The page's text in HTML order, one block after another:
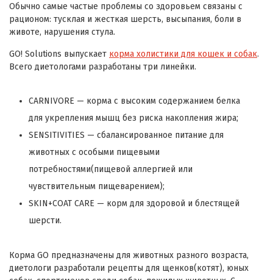
Обычно самые частые проблемы со здоровьем связаны с
рационом: тусклая и жесткая шерсть, высыпания, боли в
животе, нарушения стула.
GO! Solutions выпускает корма холистики для кошек и собак.
Всего диетологами разработаны три линейки.
CARNIVORE — корма с высоким содержанием белка
для укрепления мышц без риска накопления жира;
SENSITIVITIES — сбалансированное питание для
животных с особыми пищевыми
потребностями(пищевой аллергией или
чувствительным пищеварением);
SKIN+COAT CARE — корм для здоровой и блестящей
шерсти.
Корма GO предназначены для животных разного возраста,
диетологи разработали рецепты для щенков(котят), юных